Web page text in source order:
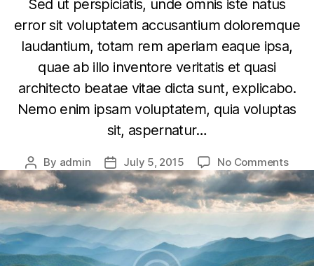
Sed ut perspiciatis, unde omnis iste natus
error sit voluptatem accusantium doloremque
laudantium, totam rem aperiam eaque ipsa,
quae ab illo inventore veritatis et quasi
architecto beatae vitae dicta sunt, explicabo.
Nemo enim ipsam voluptatem, quia voluptas
sit, aspernatur…
Post
author
By admin
Post
date
July 5, 2015 No Commentson
And
Day